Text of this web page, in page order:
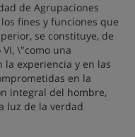
de Agrupaciones
fines y funciones que
se constituye, de
\"como una
experiencia y en las
en la
integral del hombre,
luz de la verdad